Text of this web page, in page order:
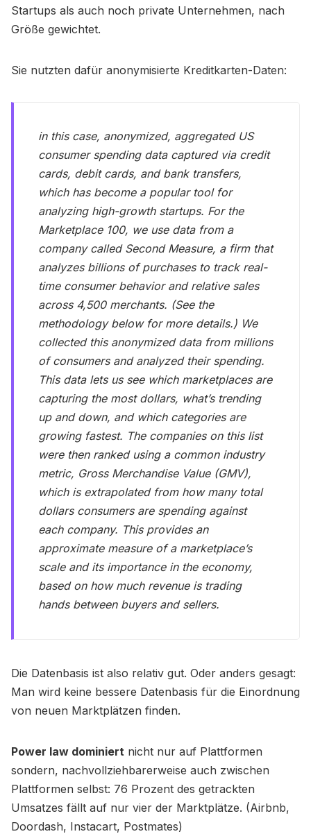
Startups als auch noch private Unternehmen, nach
Größe gewichtet.
​Sie nutzten dafür anonymisierte Kreditkarten-Daten:
in this case, anonymized, aggregated US
consumer spending data captured via credit
cards, debit cards, and bank transfers,
which has become a popular tool for
analyzing high-growth startups. For the
Marketplace 100, we use data from a
company called Second Measure, a firm that
analyzes billions of purchases to track real-
time consumer behavior and relative sales
across 4,500 merchants. (See the
methodology below for more details.) We
collected this anonymized data from millions
of consumers and analyzed their spending.
This data lets us see which marketplaces are
capturing the most dollars, what’s trending
up and down, and which categories are
growing fastest. The companies on this list
were then ranked using a common industry
metric, Gross Merchandise Value (GMV),
which is extrapolated from how many total
dollars consumers are spending against
each company. This provides an
approximate measure of a marketplace’s
scale and its importance in the economy,
based on how much revenue is trading
hands between buyers and sellers.
​Die Datenbasis ist also relativ gut. Oder anders gesagt:
Man wird keine bessere Datenbasis für die Einordnung
von neuen Marktplätzen finden.
Power law dominiert nicht nur auf Plattformen
sondern, nachvollziehbarerweise auch zwischen
Plattformen selbst: 76 Prozent des getrackten
Umsatzes fällt auf nur vier der Marktplätze. (Airbnb,
Doordash, Instacart, Postmates)